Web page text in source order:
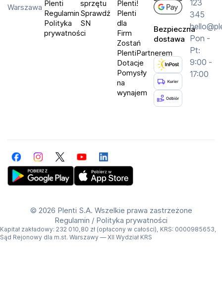
Warszawa Plenti
Regulamin
Polityka
prywatności
sprzętu
Sprawdź
SN
Plenti!
Plenti
dla
Firm
Zostań
PlentiPartnerem
Dotacje
Pomysły
na
wynajem
Bezpieczna
dostawa
123
345
Pon -
Pt:
9:00 -
17:00
FacebookInstagramTwitterYouTubeLinkedIn
© 2026 Plenti S.A. Wszelkie prawa zastrzeżone
Regulamin / Polityka prywatności
Kapitał zakładowy: 232 010,80 zł (opłacony w całości), KRS: 0000985653,
Sąd Rejonowy dla m.st. Warszawy — XII Wydział KRS